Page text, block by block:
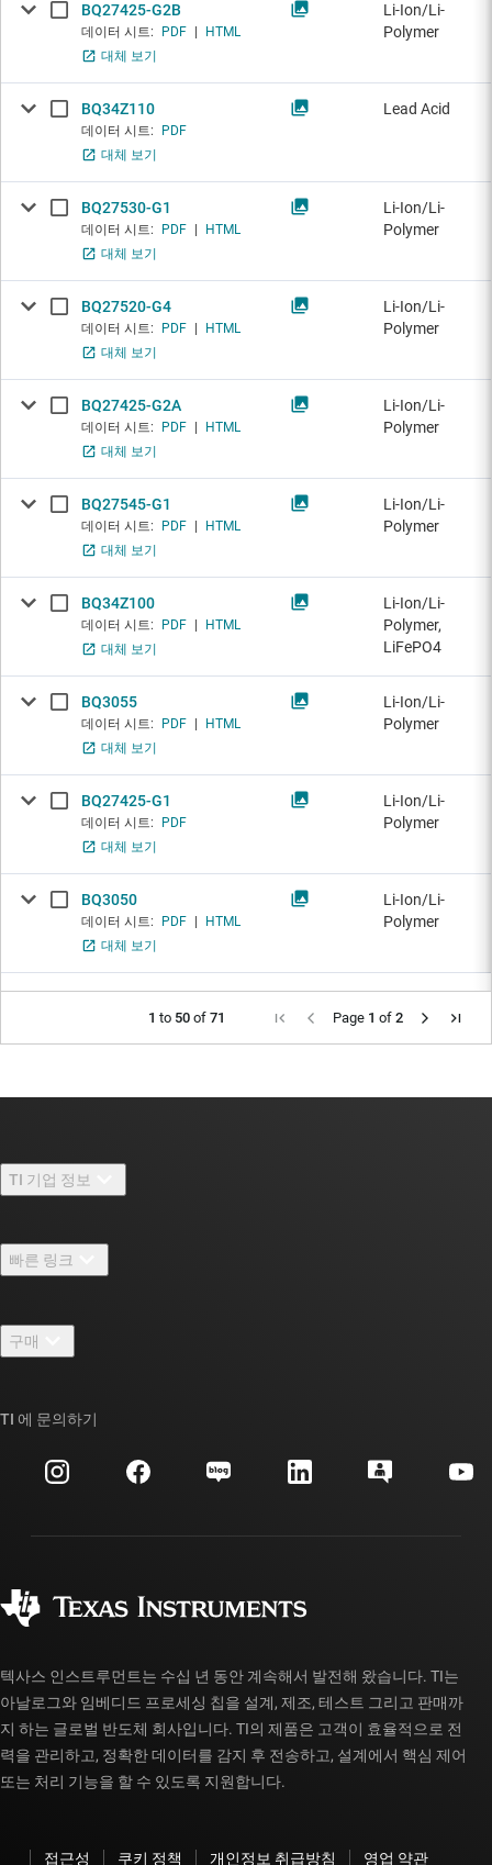
BQ27425-G2B
데이터 시트: PDF
HTML
대체 보기
Li-Ion/Li-
Polymer
BQ34Z110
데이터 시트:
PDF
대체 보기
Lead Acid
BQ27530-G1
데이터 시트: PDF
HTML
대체 보기
Li-Ion/Li-
Polymer
BQ27520-G4
데이터 시트: PDF
HTML
대체 보기
Li-Ion/Li-
Polymer
BQ27425-G2A
데이터 시트: PDF
HTML
대체 보기
Li-Ion/Li-
Polymer
BQ27545-G1
데이터 시트: PDF
HTML
대체 보기
Li-Ion/Li-
Polymer
BQ34Z100
데이터 시트: PDF
HTML
대체 보기
Li-Ion/Li-
Polymer,
LiFePO4
BQ3055
데이터 시트: PDF
HTML
대체 보기
Li-Ion/Li-
Polymer
BQ27425-G1
데이터 시트:
PDF
대체 보기
Li-Ion/Li-
Polymer
BQ3050
데이터 시트: PDF
HTML
대체 보기
Li-Ion/Li-
Polymer
1 to 50 of 71 Page 1 of 2
TI 기업 정보
채용
뉴스룸
이벤트
투자 관계
빠른 링크
TI E2E™ 설계 지원 포럼
대체품 검색
고객 지원 센터
myTI 계정 FAQ
구매
주문 FAQ
TI 에 문의하기
텍사스 인스트루먼트는 수십 년 동안 계속해서 발전해 왔습니다. TI는
아날로그와 임베디드 프로세싱 칩을 설계, 제조, 테스트 그리고 판매까
지 하는 글로벌 반도체 회사입니다. TI의 제품은 고객이 효율적으로 전
력을 관리하고, 정확한 데이터를 감지 후 전송하고, 설계에서 핵심 제어
또는 처리 기능을 할 수 있도록 지원합니다.
접근성 쿠키 정책 개인정보 취급방침 영업 약관